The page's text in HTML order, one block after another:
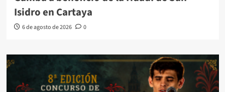
Isidro en Cartaya
6 de agosto de 2026 0